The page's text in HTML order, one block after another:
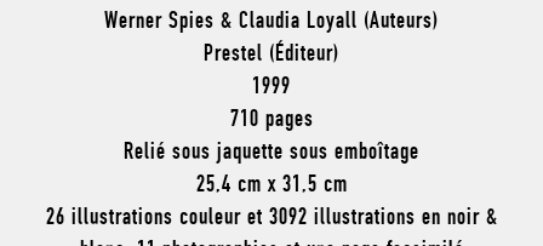
Werner Spies & Claudia Loyall (Auteurs)
Prestel (Éditeur)
1999
710 pages
Relié sous jaquette sous emboîtage
25,4 cm x 31,5 cm
26 illustrations couleur et 3092 illustrations en noir &